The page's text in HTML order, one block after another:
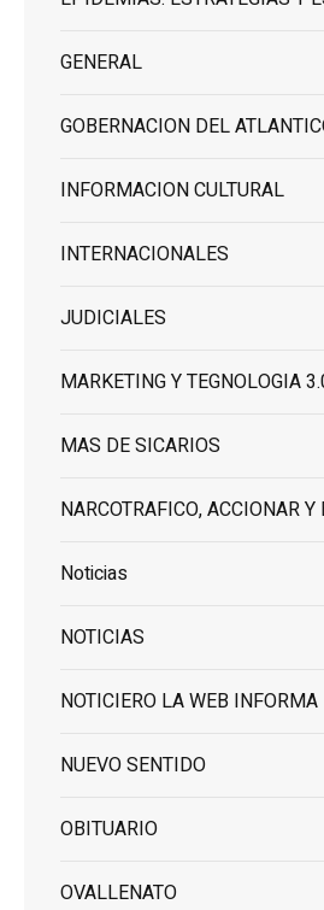
GENERAL
GOBERNACION DEL
INFORMACION CULTURAL
INTERNACIONALES
JUDICIALES
MARKETING Y TEGNOLOGIA
MAS DE SICARIOS
NARCOTRAFICO, ACCIONAR Y
Noticias
NOTICIAS
NOTICIERO LA WEB INFORMA
NUEVO SENTIDO
OBITUARIO
OVALLENATO